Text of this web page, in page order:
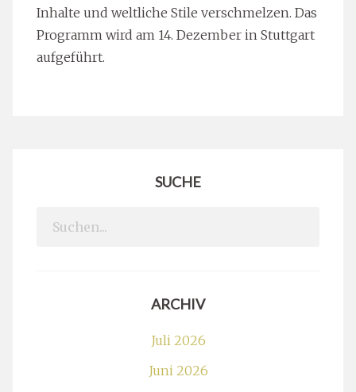
Inhalte und weltliche Stile verschmelzen. Das
Programm wird am 14. Dezember in Stuttgart
aufgeführt.
SUCHE
Search
ARCHIV
Juli 2026
Juni 2026